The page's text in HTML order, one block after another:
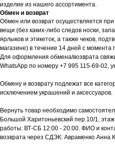
изделие из нашего ассортимента.
Обмен и возврат
Обмен или возврат осуществляется
вещи (без каких-либо следов носки,
ярлыков и этикеток, а также чеков,
магазине) в течение 14 дней с
Для оформления обмена/возврата
WhatsApp по номеру +7 995 115-69-02,
Обмену и возврату подлежат все
исключением украшений и аксессуаров.
Вернуть товар необходимо
Большой Харитоньевский пер.10/1,
работы: ВТ-СБ 12:00 - 20:00. ФИО и
возврата через СДЭК: Авраменко Анна